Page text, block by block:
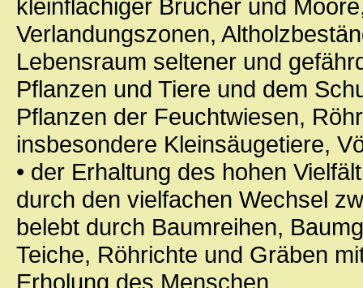
kleinflächiger Brücher und
Verlandungszonen,
Lebensraum seltener und
Pflanzen und Tiere und dem
Pflanzen der Feuchtwiesen,
insbesondere Kleinsäugetiere,
• der Erhaltung des hohen
durch den vielfachen Wechsel
belebt durch Baumreihen,
Teiche, Röhrichte und Gräben
Erholung des Menschen.